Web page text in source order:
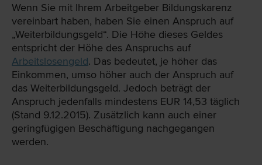
Wenn Sie mit Ihrem Arbeitgeber Bildungskarenz
vereinbart haben, haben Sie einen Anspruch auf
„Weiterbildungsgeld“. Die Höhe dieses Geldes
entspricht der Höhe des Anspruchs auf
Arbeitslosengeld. Das bedeutet, je höher das
Einkommen, umso höher auch der Anspruch auf
das Weiterbildungsgeld. Jedoch beträgt der
Anspruch jedenfalls mindestens EUR 14,53 täglich
(Stand 9.12.2015). Zusätzlich kann auch einer
geringfügigen Beschäftigung nachgegangen
werden.